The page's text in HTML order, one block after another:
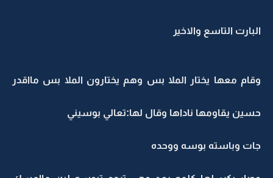
البارت التاسع والاخير
وقام معها يختار الملا بس وهم يختارون الملا بس مااقدر
حسين يقاومها ناداها وقال لها:تعالي بوسيني
جات وباسته بوسه ووحده